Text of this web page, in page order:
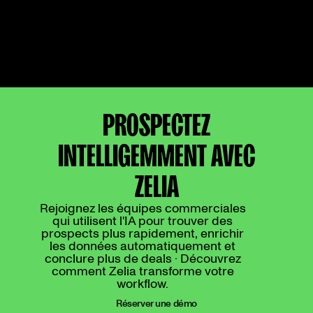
PROSPECTEZ
INTELLIGEMMENT AVEC
ZELIA
Rejoignez les équipes commerciales
qui utilisent l'IA pour trouver des
prospects plus rapidement, enrichir
les données automatiquement et
conclure plus de deals · Découvrez
comment Zelia transforme votre
workflow.
Réserver une démo